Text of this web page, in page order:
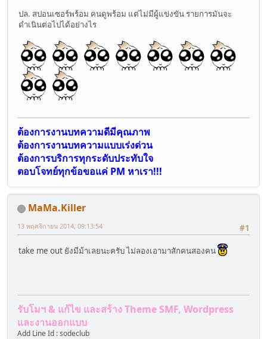
ปล. สปอนเซอร์พร้อม คนดูพร้อม แต่ไม่มีผู้แข่งขัน รายการมันจะ
ดำเนินต่อไปได้อย่างไร
ต้องการงานบทความดีมีคุณภาพ
ต้องการงานบทความแบบเร่งด่วน
ต้องการบริการทุกระดับประทับใจ
ตอบโจทย์ทุกข้อขอแค่ PM หาเรา!!!
MaMa.Killer
#1
13 พฤศจิกายน 2014, 09:13:54
take me out ยังมีม้าเลยนะครับ ไม่ลองเอามาสักคนสองคน
รับโมฯ & แก้ไข และสร้าง Theme SMF, Wordpress
และงานออกแบบ
Add Line Id : sodeclub